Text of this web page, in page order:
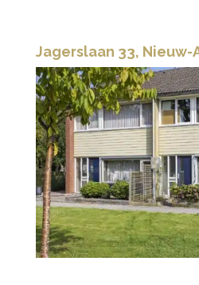
Jagerslaan 33, Nieuw-